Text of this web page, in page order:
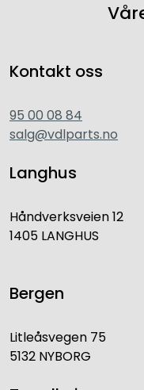
Kontakt oss
95 00 08 84
salg@vdlparts.no
Langhus
Håndverksveien 12
1405 LANGHUS
Bergen
Litleåsvegen 75
5132 NYBORG